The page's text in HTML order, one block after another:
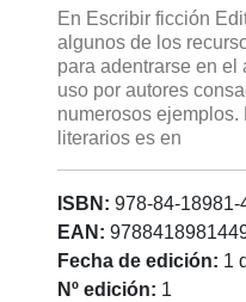
En Escribir ficción
algunos de los
para adentrarse en el
uso por autores
numerosos ejemplos.
literarios es en
ISBN: 978-84-18981-
EAN:
Fecha de edición: 1
Nº edición: 1